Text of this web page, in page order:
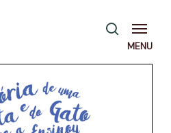
pesquisa
Menu